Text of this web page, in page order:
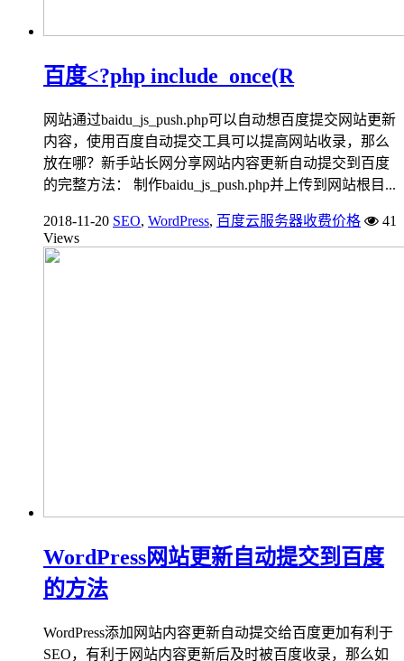
百度<?php include_once(R
网站通过baidu_js_push.php可以自动想百度提交网站更新
内容，使用百度自动提交工具可以提高网站收录，那么
放在哪？新手站长网分享网站内容更新自动提交到百度
的完整方法： 制作baidu_js_push.php并上传到网站根目...
2018-11-20 SEO, WordPress, 百度云服务器收费价格
41
Views
WordPress网站更新自动提交到百度
的方法
WordPress添加网站内容更新自动提交给百度更加有利于
SEO，有利于网站内容更新后及时被百度收录，那么如